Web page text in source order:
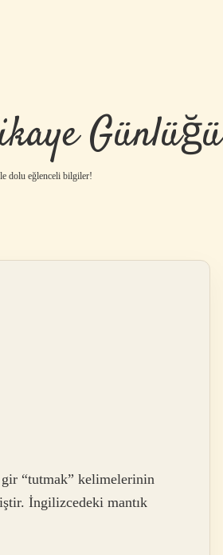
Günlüğü
dolu eğlenceli bilgiler!
gir “tutmak” kelimelerinin
İngilizcedeki mantık